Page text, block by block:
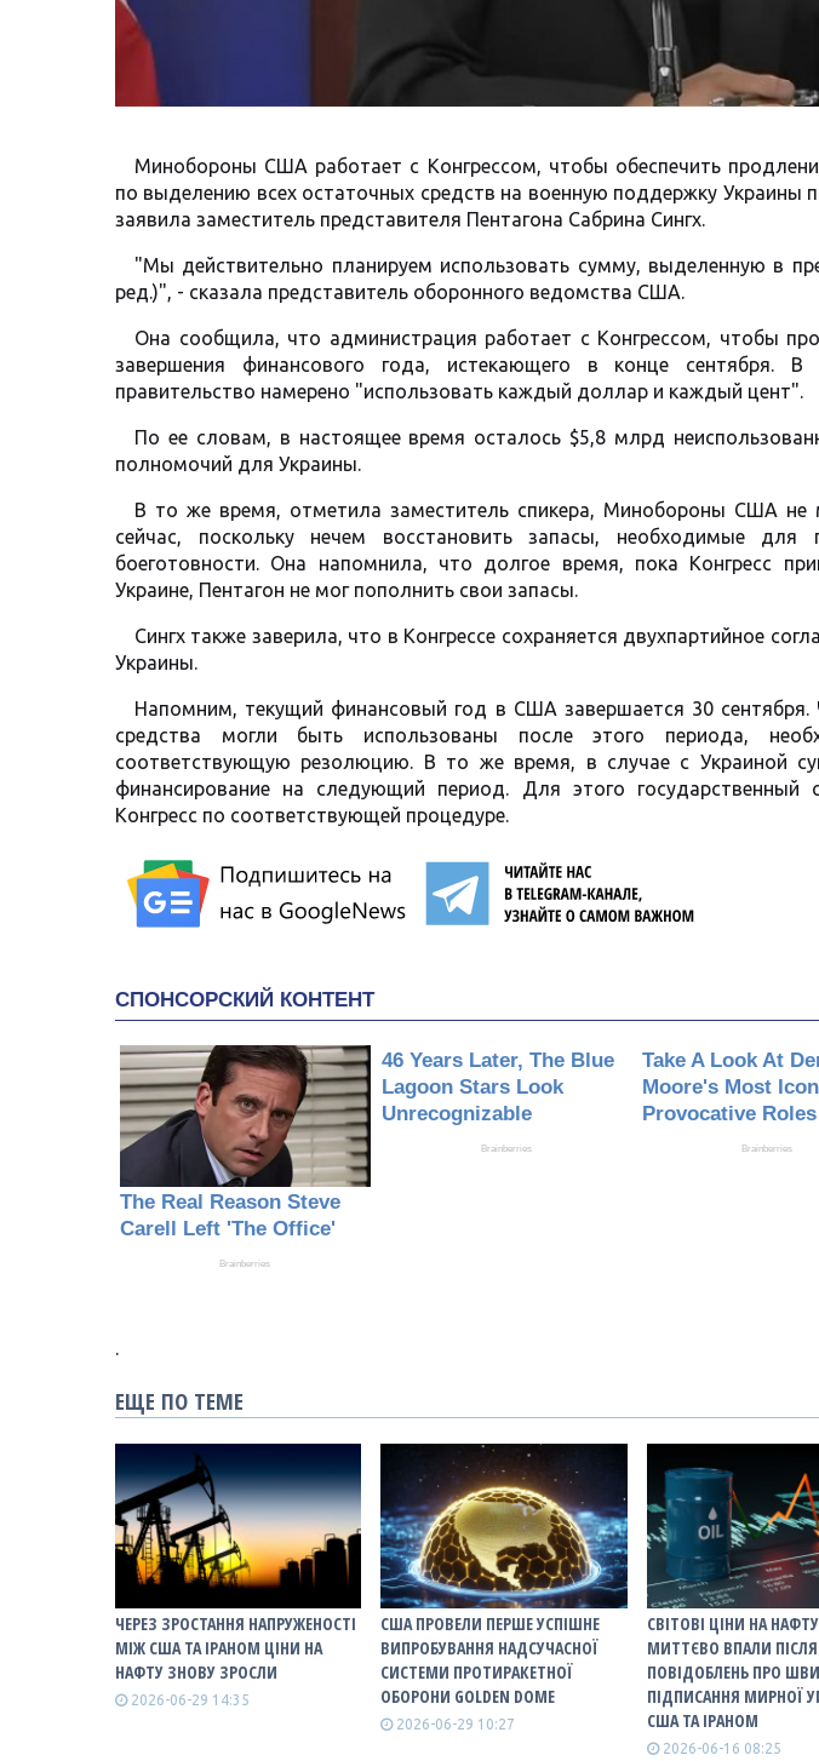
Минобороны США работает с Конгрессом, чтобы обеспечить
по выделению всех остаточных средств на военную поддержку Украины
заявила заместитель представителя Пентагона Сабрина Сингх.
"Мы действительно планируем использовать сумму, выделенную в
ред.)", - сказала представитель оборонного ведомства США.
Она сообщила, что администрация работает с Конгрессом, чтобы
завершения финансового года, истекающего в конце сентября.
правительство намерено "использовать каждый доллар и каждый цент".
По ее словам, в настоящее время осталось $5,8 млрд
полномочий для Украины.
В то же время, отметила заместитель спикера, Минобороны США
сейчас, поскольку нечем восстановить запасы, необходимые для
боеготовности. Она напомнила, что долгое время, пока Конгресс
Украине, Пентагон не мог пополнить свои запасы.
Сингх также заверила, что в Конгрессе сохраняется двухпартийное
Украины.
Напомним, текущий финансовый год в США завершается 30 сентября.
средства могли быть использованы после этого периода,
соответствующую резолюцию. В то же время, в случае с Украиной
финансирование на следующий период. Для этого
Конгресс по соответствующей процедуре.
.
ЕЩЕ ПО ТЕМЕ
ЧЕРЕЗ ЗРОСТАННЯ НАПРУЖЕНОСТІ
МІЖ США ТА ІРАНОМ ЦІНИ НА
НАФТУ ЗНОВУ ЗРОСЛИ
2026-06-29 14:35
США ПРОВЕЛИ ПЕРШЕ УСПІШНЕ
ВИПРОБУВАННЯ НАДСУЧАСНОЇ
СИСТЕМИ ПРОТИРАКЕТНОЇ
ОБОРОНИ GOLDEN DOME
2026-06-29 10:27
СВІТОВІ ЦІНИ НА НАФТУ
МИТТЄВО ВПАЛИ ПІСЛЯ
ПОВІДОБЛЕНЬ ПРО
ПІДПИСАННЯ МИРНОЇ
США ТА ІРАНОМ
2026-06-16 08:25